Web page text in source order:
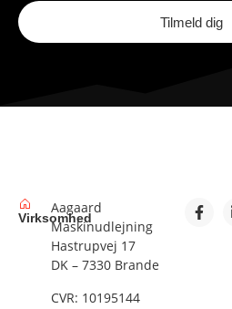
Tilmeld dig
Virksomhed
Aagaard
Maskinudlejning
Hastrupvej 17
DK – 7330 Brande
CVR: 10195144